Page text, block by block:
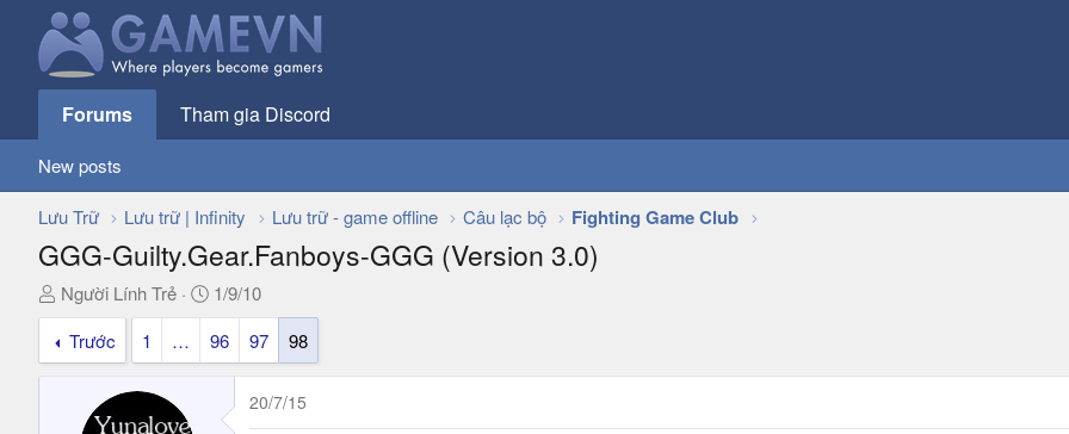
Forums Tham gia Discord
New posts
Lưu Trữ Lưu trữ | Infinity Lưu trữ - game offline Câu lạc bộ Fighting Game Club
GGG-Guilty.Gear.Fanboys-GGG (Version 3.0)
T
h
e
Người Lính Trẻ
N
g
à
y
1/9/10
Trước
1 … 96 97 98
20/7/15